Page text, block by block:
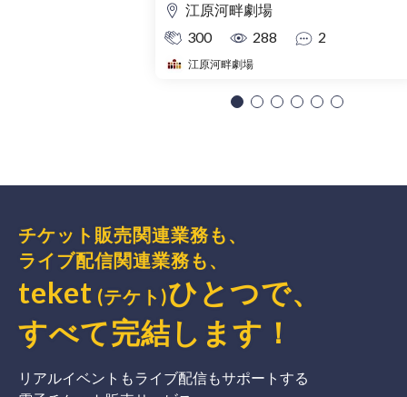
江原河畔劇場
300
288 2
江原河畔劇場
チケット販売関連業務も、
ライブ配信関連業務も、
teket (テケト)ひとつで、
すべて完結 します ！
リアルイベントもライブ配信もサポートする